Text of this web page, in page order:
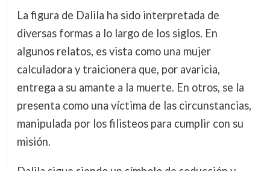
La figura de Dalila ha sido interpretada de
diversas formas a lo largo de los siglos. En
algunos relatos, es vista como una mujer
calculadora y traicionera que, por avaricia,
entrega a su amante a la muerte. En otros, se la
presenta como una víctima de las circunstancias,
manipulada por los filisteos para cumplir con su
misión.